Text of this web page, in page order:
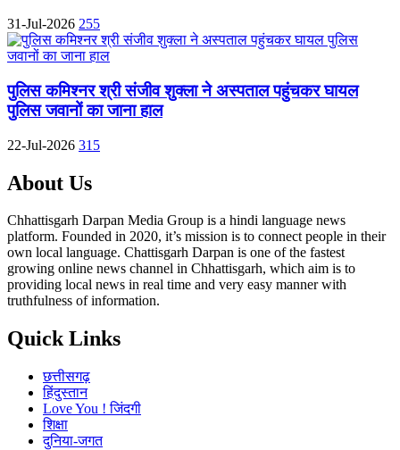
31-Jul-2026 255
पुलिस कमिश्नर श्री संजीव शुक्ला ने अस्पताल पहुंचकर घायल
पुलिस जवानों का जाना हाल
22-Jul-2026 315
About Us
Chhattisgarh Darpan Media Group is a hindi language news
platform. Founded in 2020, it’s mission is to connect people in their
own local language. Chattisgarh Darpan is one of the fastest
growing online news channel in Chhattisgarh, which aim is to
providing local news in real time and very easy manner with
truthfulness of information.
Quick Links
छत्तीसगढ़
हिंदुस्तान
Love You ! जिंदगी
शिक्षा
दुनिया-जगत